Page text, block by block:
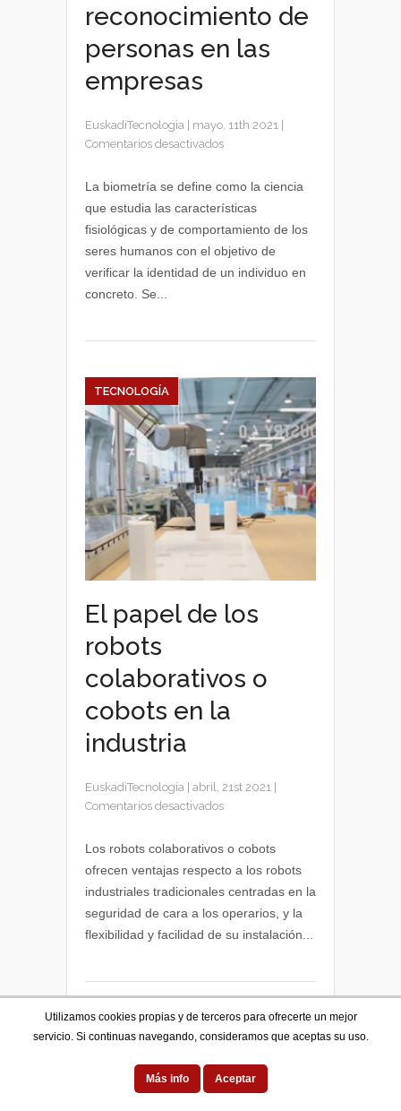
reconocimiento de
personas en las
empresas
EuskadiTecnologia mayo, 11th 2021
Comentarios desactivadosen
biométricos
reconocimiento
de
personas
La biometría se define como la ciencia
que estudia las características
fisiológicas y de comportamiento de los
seres humanos con el objetivo de
verificar la identidad de un individuo en
concreto. Se...
TECNOLOGÍA
El papel de los
robots
colaborativos o
cobots en la
industria
EuskadiTecnologia abril, 21st 2021
Comentarios desactivadosen
papel
robots
colaborativos
o
la
industria
Los robots colaborativos o cobots
ofrecen ventajas respecto a los robots
industriales tradicionales centradas en la
seguridad de cara a los operarios, y la
flexibilidad y facilidad de su instalación...
TECNOLOGÍA
Utilizamos cookies propias y de terceros para ofrecerte un mejor
servicio. Si continuas navegando, consideramos que aceptas su uso.
Más info Aceptar